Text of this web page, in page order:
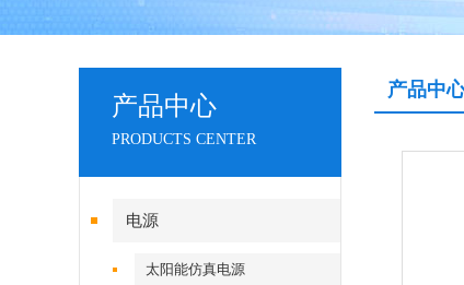
产品中心
PRODUCTS CENTER
电源
太阳能仿真电源
产品中